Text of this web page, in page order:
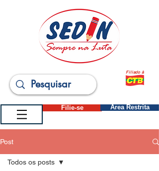
Filiado à
Filie-se Área Restrita
Post
Todos os posts